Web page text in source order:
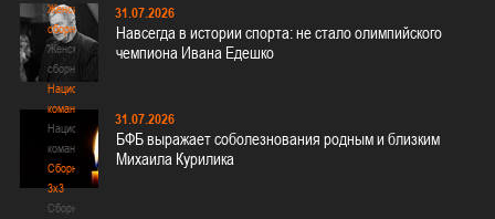
Женские
сборные
Женские
сборные
Национальная
команда
Национальная
команда
Сборные
3х3
Сборные
31.07.2026
Навсегда в истории спорта: не стало олимпийского
чемпиона Ивана Едешко
31.07.2026
БФБ выражает соболезнования родным и близким
Михаила Курилика